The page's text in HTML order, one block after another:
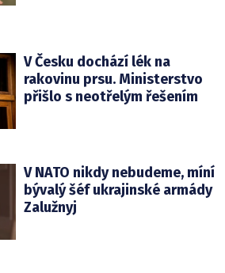
V Česku dochází lék na
rakovinu prsu. Ministerstvo
přišlo s neotřelým řešením
V NATO nikdy nebudeme, míní
bývalý šéf ukrajinské armády
Zalužnyj